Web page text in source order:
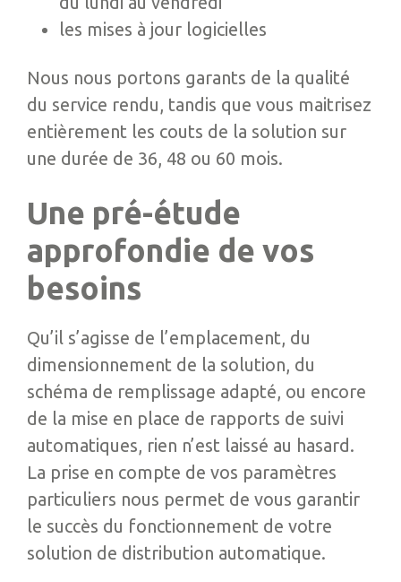
les mises à jour logicielles
Nous nous portons garants de la qualité
du service rendu, tandis que vous maitrisez
entièrement les couts de la solution sur
une durée de 36, 48 ou 60 mois.
Une pré-étude
approfondie de vos
besoins
Qu’il s’agisse de l’emplacement, du
dimensionnement de la solution, du
schéma de remplissage adapté, ou encore
de la mise en place de rapports de suivi
automatiques, rien n’est laissé au hasard.
La prise en compte de vos paramètres
particuliers nous permet de vous garantir
le succès du fonctionnement de votre
solution de distribution automatique.